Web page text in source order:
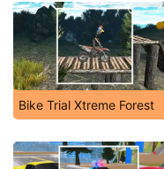
Bike Trial Xtreme Forest